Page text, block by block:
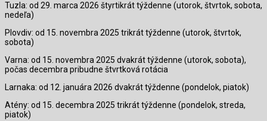
Tuzla: od 29. marca 2026 štyrtikrát týždenne (utorok, štvrtok, sobota,
nedeľa)
Plovdiv: od 15. novembra 2025 trikrát týždenne (utorok, štvrtok,
sobota)
Varna: od 15. novembra 2025 dvakrát týždenne (utorok, sobota),
počas decembra pribudne štvrtková rotácia
Larnaka: od 12. januára 2026 dvakrát týždenne (pondelok, piatok)
Atény: od 15. decembra 2025 trikrát týždenne (pondelok, streda,
piatok)